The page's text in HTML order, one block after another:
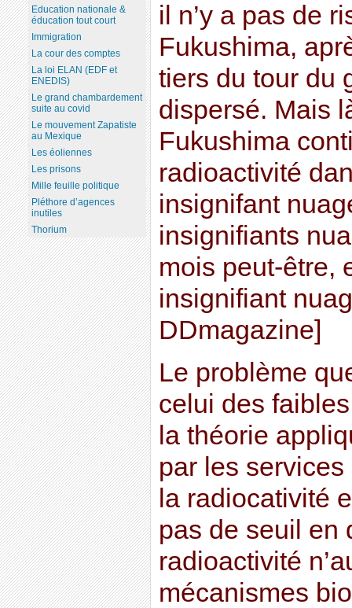
il n’y a pas de
Fukushima,
tiers du tour du
dispersé. Mais
Fukushima
radioactivité
insignifant
insignifiants
mois peut-être,
insignifiant
DDmagazine]
Le problème
celui des
la théorie
par les
la radiocativité
pas de seuil en
radioactivité
mécanismes
Education nationale &
éducation tout court
Immigration
La cour des comptes
La loi ELAN (EDF et
ENEDIS)
Le grand chambardement
suite au covid
Le mouvement Zapatiste
au Mexique
Les éoliennes
Les prisons
Mille feuille politique
Pléthore d’agences
inutiles
Thorium